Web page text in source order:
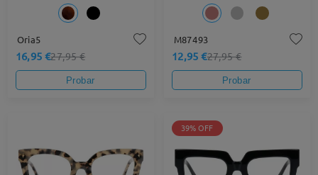
Oria5
16,95 €27,95 €
Probar
M87493
12,95 €27,95 €
Probar
39% OFF